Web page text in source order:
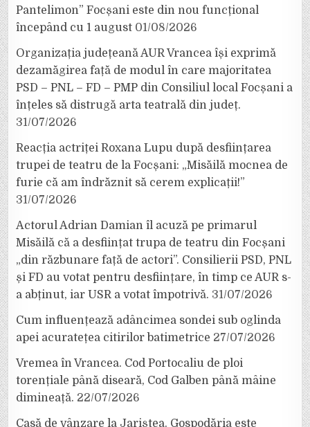
Pantelimon” Focșani este din nou funcțional
începând cu 1 august 01/08/2026
Organizația județeană AUR Vrancea își exprimă
dezamăgirea față de modul în care majoritatea
PSD – PNL – FD – PMP din Consiliul local Focșani a
înțeles să distrugă arta teatrală din județ.
31/07/2026
Reacția actriței Roxana Lupu după desființarea
trupei de teatru de la Focșani: „Misăilă mocnea de
furie că am îndrăznit să cerem explicații!”
31/07/2026
Actorul Adrian Damian îl acuză pe primarul
Misăilă că a desființat trupa de teatru din Focșani
„din răzbunare față de actori”. Consilierii PSD, PNL
și FD au votat pentru desființare, în timp ce AUR s-
a abținut, iar USR a votat împotrivă. 31/07/2026
Cum influențează adâncimea sondei sub oglinda
apei acuratețea citirilor batimetrice 27/07/2026
Vremea în Vrancea. Cod Portocaliu de ploi
torențiale până diseară, Cod Galben până mâine
dimineață. 22/07/2026
Casă de vânzare la Jariștea. Gospodăria este